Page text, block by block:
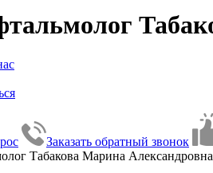
Заказать обратный звонок